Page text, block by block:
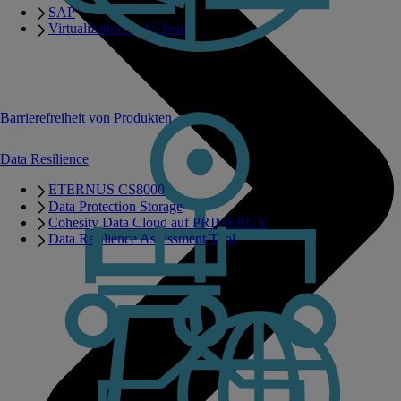
SAP
Virtualization and Cloud
Data Resilience
ETERNUS CS8000
Data Protection Storage
Cohesity Data Cloud auf PRIMERGY
Data Resilience Assessment Tool
Barrierefreiheit von Produkten